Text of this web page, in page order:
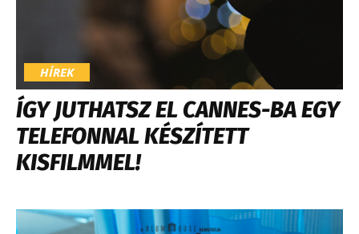
HÍREK
ÍGY JUTHATSZ EL CANNES-BA EGY
TELEFONNAL KÉSZÍTETT
KISFILMMEL!